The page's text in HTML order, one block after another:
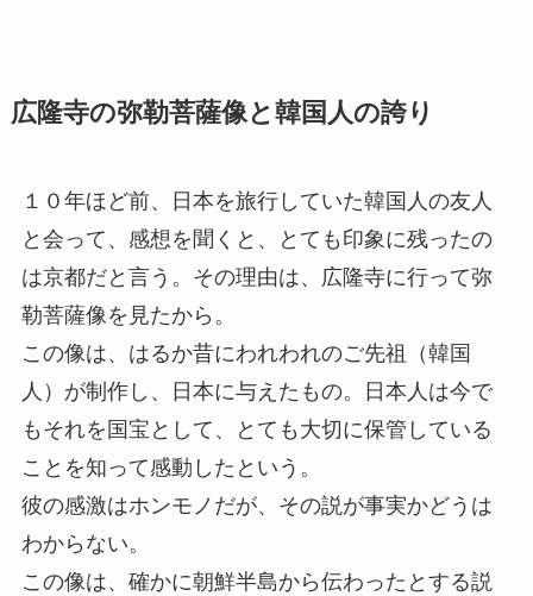
広隆寺の弥勒菩薩像と韓国人の誇り
１０年ほど前、日本を旅行していた韓国人の友人
と会って、感想を聞くと、とても印象に残ったの
は京都だと言う。その理由は、広隆寺に行って弥
勒菩薩像を見たから。
この像は、はるか昔にわれわれのご先祖（韓国
人）が制作し、日本に与えたもの。日本人は今で
もそれを国宝として、とても大切に保管している
ことを知って感動したという。
彼の感激はホンモノだが、その説が事実かどうは
わからない。
この像は、確かに朝鮮半島から伝わったとする説